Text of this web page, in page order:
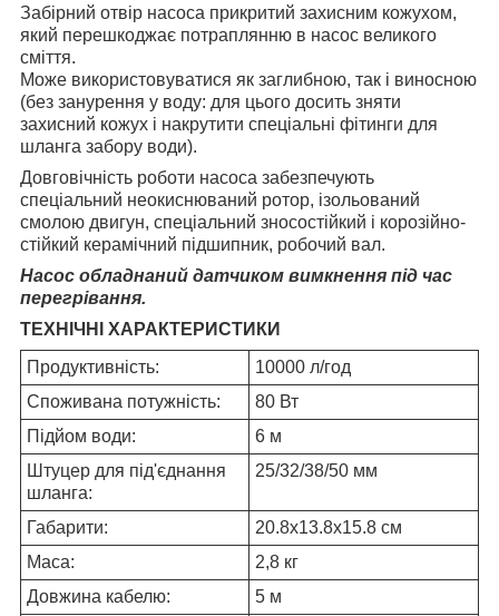
Забірний отвір насоса прикритий захисним кожухом,
який перешкоджає потраплянню в насос великого
сміття.
Може використовуватися як заглибною, так і виносною
(без занурення у воду: для цього досить зняти
захисний кожух і накрутити спеціальні фітинги для
шланга забору води).
Довговічність роботи насоса забезпечують
спеціальний неокиснюваний ротор, ізольований
смолою двигун, спеціальний зносостійкий і корозійно-
стійкий керамічний підшипник, робочий вал.
Насос обладнаний датчиком вимкнення під час
перегрівання.
ТЕХНІЧНІ ХАРАКТЕРИСТИКИ
Продуктивність:
10000 л/год
Споживана потужність:
80 Вт
Підйом води:
6 м
Штуцер для під'єднання
шланга:
25/32/38/50 мм
Габарити:
20.8х13.8х15.8 см
Маса:
2,8 кг
Довжина кабелю:
5 м